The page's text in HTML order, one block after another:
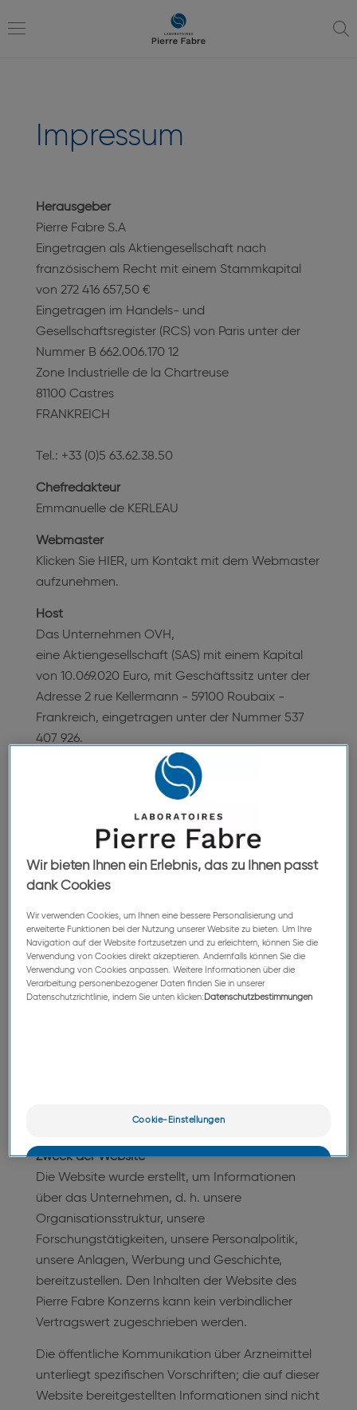
Navigation
Inhaltsübersicht
navigation
Impressum
Herausgeber
Pierre Fabre S.A
Eingetragen als Aktiengesellschaft nach
französischem Recht mit einem Stammkapital
von 272 416 657,50 €
Eingetragen im Handels- und
Gesellschaftsregister (RCS) von Paris unter der
Nummer B 662.006.170 12
Zone Industrielle de la Chartreuse
81100 Castres
FRANKREICH
Tel.: +33 (0)5 63.62.38.50
Chefredakteur
Emmanuelle de KERLEAU
Webmaster
Klicken Sie HIER, um Kontakt mit dem Webmaster
aufzunehmen.
Host
Das Unternehmen OVH,
eine Aktiengesellschaft (SAS) mit einem Kapital
von 10.069.020 Euro, mit Geschäftssitz unter der
Adresse 2 rue Kellermann - 59100 Roubaix -
Frankreich, eingetragen unter der Nummer 537
407 926.
Die vorliegenden allgemeinen
Geschäftsbedingungen legen die
Nutzungsbedingungen der Website des Pierre
Fabre Konzerns dar, die allein durch den Besuch
der Website durch den Nutzer als stillschweigend
nicht akzeptieren möchten, bitten wir Sie, die
Website unverzüglich zu verlassen. Wenn Sie in
dem Staat, in dem Sie wohnen, als rechtlich
minderjährig gelten, verpflichten Sie sich, diese
Zweck der Website
Die Website wurde erstellt, um Informationen
über das Unternehmen, d. h. unsere
Organisationsstruktur, unsere
Forschungstätigkeiten, unsere Personalpolitik,
unsere Anlagen, Werbung und Geschichte,
bereitzustellen. Den Inhalten der Website des
Pierre Fabre Konzerns kann kein verbindlicher
Vertragswert zugeschrieben werden.
Die öffentliche Kommunikation über Arzneimittel
unterliegt spezifischen Vorschriften; die auf dieser
Website bereitgestellten Informationen sind nicht
Wir bieten Ihnen ein Erlebnis, das zu Ihnen passt
dank Cookies
Wir verwenden Cookies, um Ihnen eine bessere Personalisierung und
erweiterte Funktionen bei der Nutzung unserer Website zu bieten. Um Ihre
Navigation auf der Website fortzusetzen und zu erleichtern, können Sie die
Verwendung von Cookies direkt akzeptieren. Andernfalls können Sie die
Verwendung von Cookies anpassen. Weitere Informationen über die
Verarbeitung personenbezogener Daten finden Sie in unserer
Datenschutzrichtlinie, indem Sie unten klicken: Datenschutzbestimmungen
Cookie-Einstellungen
Nur das Wesentliche